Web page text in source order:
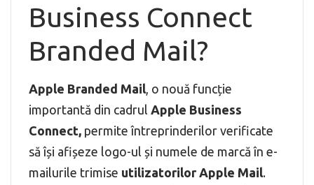
Business Connect
Branded Mail?
Apple Branded Mail , o nouă funcție
importantă din cadrul Apple Business
Connect, permite întreprinderilor verificate
să își afișeze logo-ul și numele de marcă în e-
mailurile trimise utilizatorilor Apple Mail.